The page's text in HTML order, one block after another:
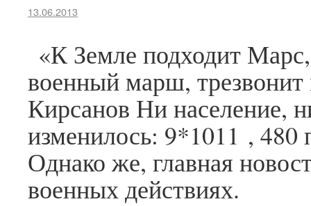
13.06.2013
«К Земле подходит
военный марш,
Кирсанов Ни население,
изменилось: 9*1011 ,
Однако же, главная
военных действиях.